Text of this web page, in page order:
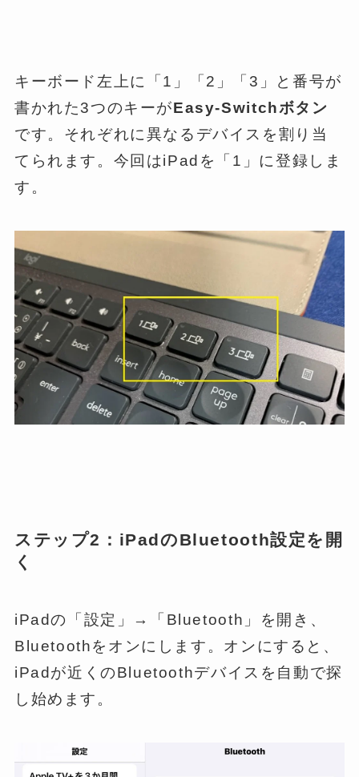
キーボード左上に「1」「2」「3」と番号が
書かれた3つのキーがEasy-Switchボタン
です。それぞれに異なるデバイスを割り当
てられます。今回はiPadを「1」に登録しま
す。
ステップ2：iPadのBluetooth設定を開
く
iPadの「設定」→「Bluetooth」を開き、
Bluetoothをオンにします。オンにすると、
iPadが近くのBluetoothデバイスを自動で探
し始めます。